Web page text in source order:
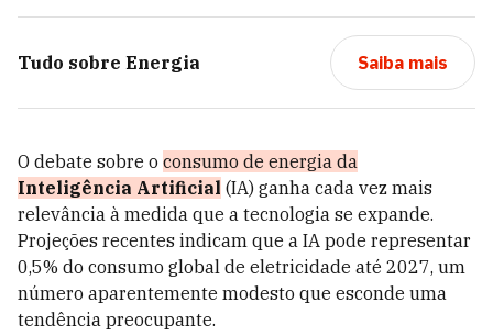
Tudo sobre Energia Saiba mais
O debate sobre o consumo de energia da
Inteligência Artificial (IA) ganha cada vez mais
relevância à medida que a tecnologia se expande.
Projeções recentes indicam que a IA pode representar
0,5% do consumo global de eletricidade até 2027, um
número aparentemente modesto que esconde uma
tendência preocupante.